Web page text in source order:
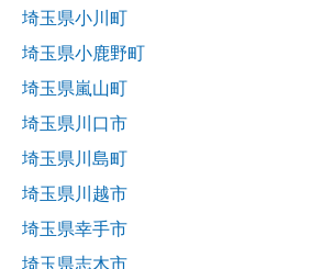
埼玉県小川町
埼玉県小鹿野町
埼玉県嵐山町
埼玉県川口市
埼玉県川島町
埼玉県川越市
埼玉県幸手市
埼玉県志木市